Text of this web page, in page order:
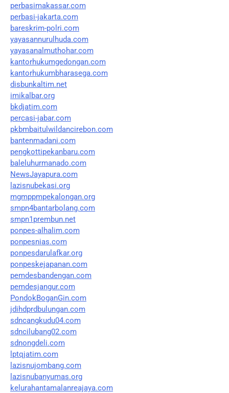
perbasimakassar.com
perbasi-jakarta.com
bareskrim-polri.com
yayasannurulhuda.com
yayasanalmuthohar.com
kantorhukumgedongan.com
kantorhukumbharasega.com
disbunkaltim.net
imikalbar.org
bkdjatim.com
percasi-jabar.com
pkbmbaitulwildancirebon.com
bantenmadani.com
pengkottipekanbaru.com
baleluhurmanado.com
NewsJayapura.com
lazisnubekasi.org
mgmppmpekalongan.org
smpn4bantarbolang.com
smpn1prembun.net
ponpes-alhalim.com
ponpesnias.com
ponpesdarulafkar.org
ponpeskejapanan.com
pemdesbandengan.com
pemdesjangur.com
PondokBoganGin.com
jdihdprdbulungan.com
sdncangkudu04.com
sdncilubang02.com
sdnongdeli.com
lptqjatim.com
lazisnujombang.com
lazisnubanyumas.org
kelurahantamalanreajaya.com